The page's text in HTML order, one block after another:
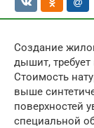
Создание
дышит,
Стоимость
выше
поверхностей
специальной